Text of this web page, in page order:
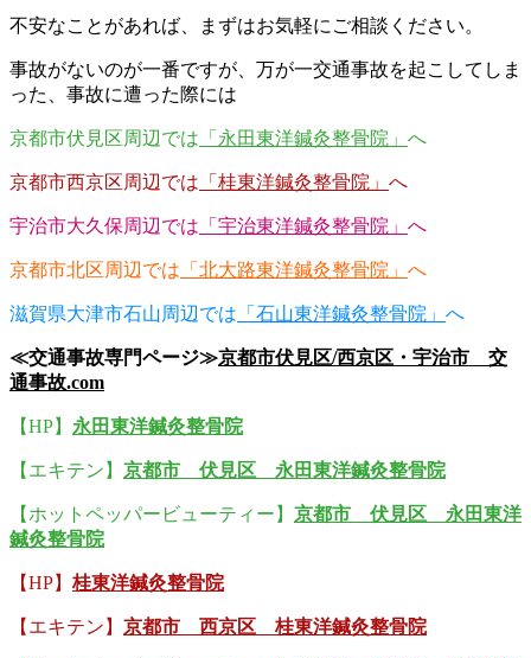
不安なことがあれば、まずはお気軽にご相談ください。
事故がないのが一番ですが、万が一交通事故を起こしてしま
った、事故に遭った際には
京都市伏見区周辺では 「永田東洋鍼灸整骨院」 へ
京都市西京区周辺では 「桂東洋鍼灸整骨院」 へ
宇治市大久保周辺では 「宇治東洋鍼灸整骨院」 へ
京都市北区周辺では 「北大路東洋鍼灸整骨院」 へ
滋賀県大津市石山周辺では 「石山東洋鍼灸整骨院」 へ
≪交通事故専門ページ≫京都市伏見区/西京区・宇治市 交
通事故.com
【HP】 永田東洋鍼灸整骨院
【エキテン】 京都市 伏見区 永田東洋鍼灸整骨院
【ホットペッパービューティー】 京都市 伏見区 永田東洋
鍼灸整骨院
【HP】 桂東洋鍼灸整骨院
【エキテン】 京都市 西京区 桂東洋鍼灸整骨院